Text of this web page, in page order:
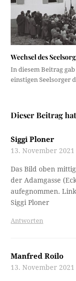
Wechsel des
In diesem Beitrag
einstigen Seelsorger
Dieser Beitrag
Siggi Ploner
13. November
Das Bild oben
der Adamgasse
aufegnommen.
Siggi Ploner
Antworten
Manfred Roilo
13. November